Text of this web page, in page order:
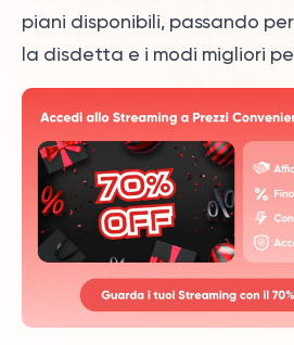
piani disponibili, passando
la disdetta e i modi migliori